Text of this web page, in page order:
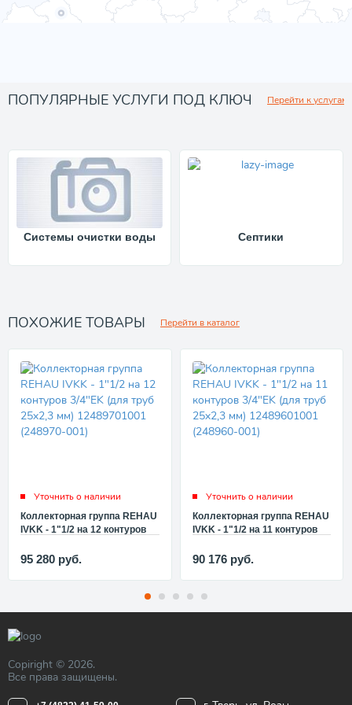
ПОПУЛЯРНЫЕ УСЛУГИ ПОД КЛЮЧ Перейти к услугам
Системы очистки воды Септики
ПОХОЖИЕ ТОВАРЫ Перейти в каталог
Уточнить о наличии
Коллекторная группа REHAU
IVKK - 1"1/2 на 12 контуров
12489701001 (248970-001)
95 280 руб.
Уточнить о наличии
Коллекторная группа REHAU
IVKK - 1"1/2 на 11 контуров
12489601001 (248960-001)
90 176 руб.
Copiright © 2026.
Все права защищены.